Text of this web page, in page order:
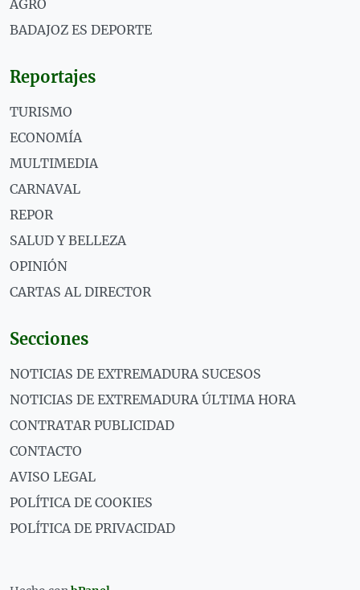
AGRO
BADAJOZ ES DEPORTE
Reportajes
TURISMO
ECONOMÍA
MULTIMEDIA
CARNAVAL
REPOR
SALUD Y BELLEZA
OPINIÓN
CARTAS AL DIRECTOR
Secciones
NOTICIAS DE EXTREMADURA SUCESOS
NOTICIAS DE EXTREMADURA ÚLTIMA HORA
CONTRATAR PUBLICIDAD
CONTACTO
AVISO LEGAL
POLÍTICA DE COOKIES
POLÍTICA DE PRIVACIDAD